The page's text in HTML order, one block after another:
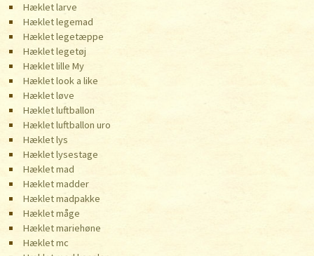
Hæklet larve
Hæklet legemad
Hæklet legetæppe
Hæklet legetøj
Hæklet lille My
Hæklet look a like
Hæklet løve
Hæklet luftballon
Hæklet luftballon uro
Hæklet lys
Hæklet lysestage
Hæklet mad
Hæklet madder
Hæklet madpakke
Hæklet måge
Hæklet mariehøne
Hæklet mc